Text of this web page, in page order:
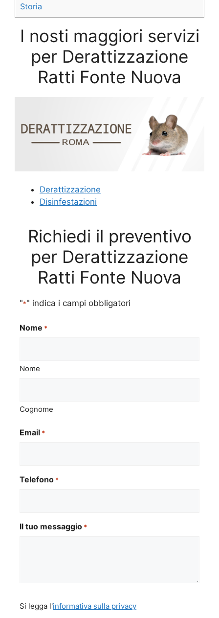
Storia
I nosti maggiori servizi
per Derattizzazione
Ratti Fonte Nuova
Derattizzazione
Disinfestazioni
Richiedi il preventivo
per Derattizzazione
Ratti Fonte Nuova
"*" indica i campi obbligatori
Nome *
Nome
Cognome
Email *
Telefono *
Il tuo messaggio *
legga
Si legga l'informativa sulla privacy